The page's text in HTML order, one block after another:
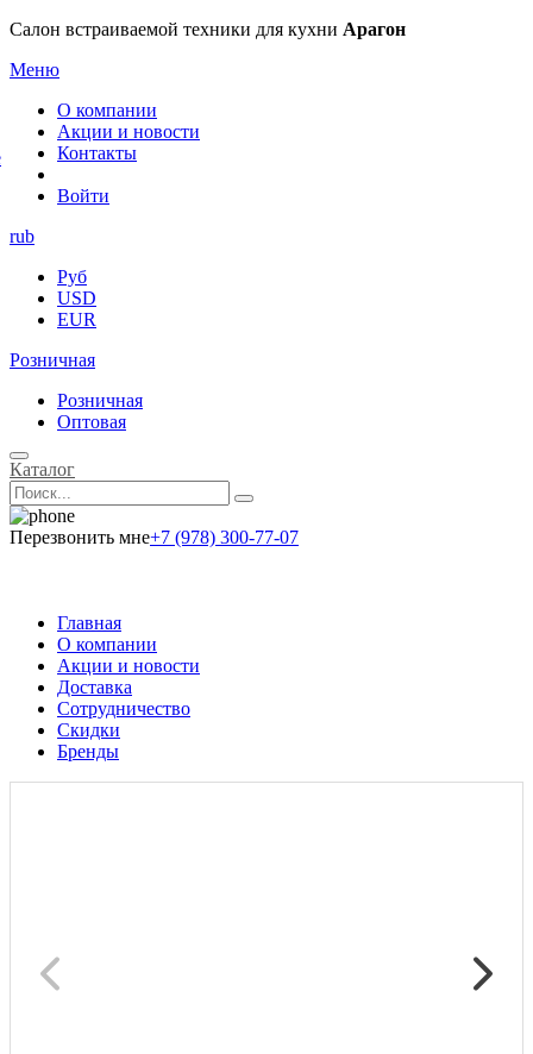
Салон встраиваемой техники для кухни Арагон
Меню
О компании
Акции и новости
Контакты
Войти
rub
Руб
USD
EUR
Розничная
Розничная
Оптовая
Каталог
Перезвонить мне+7 (978) 300-77-07
Главная
О компании
Акции и новости
Доставка
Сотрудничество
Скидки
Бренды